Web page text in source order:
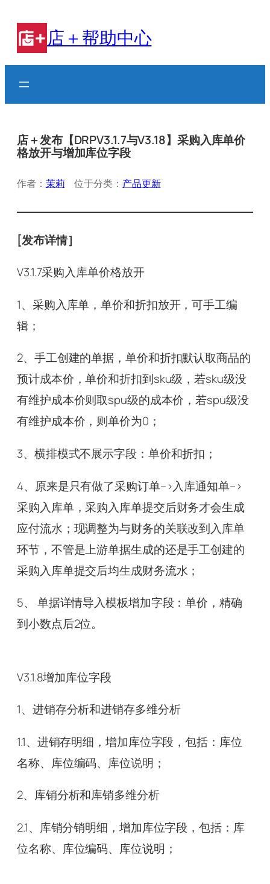
店＋帮助中心
店＋发布【DRPV3.1.7与V3.18】采购入库单价
格放开与增加库位字段
作者： 茉莉 位于分类： 产品更新
[发布详情］
V3.1.7采购入库单价格放开
1、采购入库单，单价和折扣放开，可手工编
辑；
2、手工创建的单据，单价和折扣默认取商品的
预计成本价，单价和折扣到sku级，若sku级没
有维护成本价则取spu级的成本价，若spu级没
有维护成本价，则单价为0；
3、横排模式不展示字段：单价和折扣；
4、原来是只有做了采购订单–>入库通知单–>
采购入库单，采购入库单提交后财务才会生成
应付流水；现调整为与财务的关联改到入库单
环节，不管是上游单据生成的还是手工创建的
采购入库单提交后均生成财务流水；
5、 单据详情导入模板增加字段：单价，精确
到小数点后2位。
V3.1.8增加库位字段
1、进销存分析和进销存多维分析
1.1、进销存明细，增加库位字段，包括：库位
名称、库位编码、库位说明；
2、库销分析和库销多维分析
2.1、库销分销明细，增加库位字段，包括：库
位名称、库位编码、库位说明；